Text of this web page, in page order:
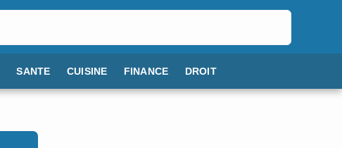
SANTE CUISINE FINANCE DROIT